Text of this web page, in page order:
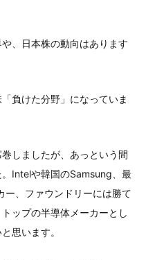
、日本株の動向はあります
負けた分野」になっていま
しましたが、あっという間
Intelや韓国のSamsung、最
ー、ファウンドリーには勝て
ップの半導体メーカーとし
思います。